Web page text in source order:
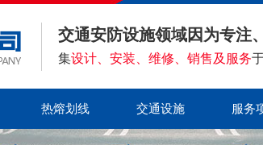
交通安防设施领域因为专注
集设计、安装、维修、销售及服务
热熔划线 交通设施 服务